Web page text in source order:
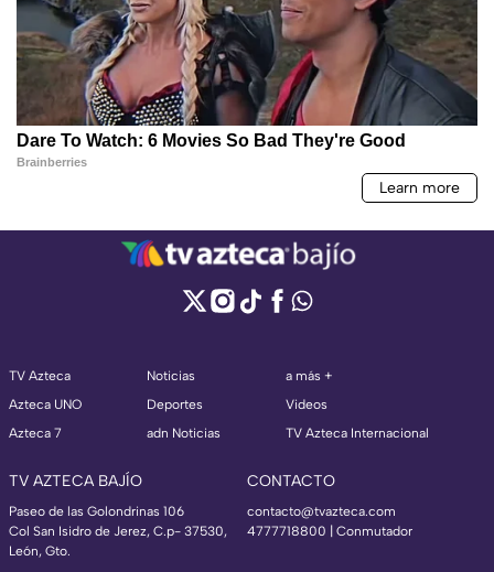
TV Azteca
Azteca UNO
Azteca 7
Noticias
Deportes
adn Noticias
a más +
Videos
TV Azteca Internacional
TV AZTECA BAJÍO
Paseo de las Golondrinas 106
Col San Isidro de Jerez, C.p- 37530,
León, Gto.
CONTACTO
contacto@tvazteca.com
4777718800 | Conmutador